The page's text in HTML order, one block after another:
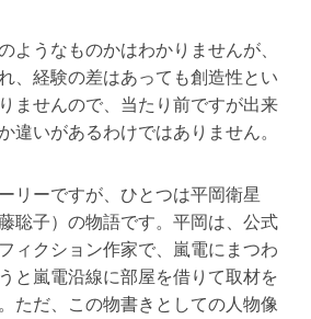
ようなものかはわかりませんが、
、経験の差はあっても創造性とい
ませんので、当たり前ですが出来
違いがあるわけではありません。
リーですが、ひとつは平岡衛星
聡子）の物語です。平岡は、公式
ィクション作家で、嵐電にまつわ
と嵐電沿線に部屋を借りて取材を
ただ、この物書きとしての人物像